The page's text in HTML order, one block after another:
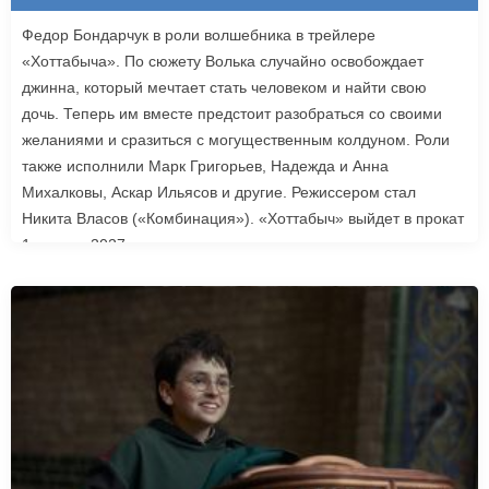
Федор Бондарчук в роли волшебника в трейлере
«Хоттабыча». По сюжету Волька случайно освобождает
джинна, который мечтает стать человеком и найти свою
дочь. Теперь им вместе предстоит разобраться со своими
желаниями и сразиться с могущественным колдуном. Роли
также исполнили Марк Григорьев, Надежда и Анна
Михалковы, Аскар Ильясов и другие. Режиссером стал
Никита Власов («Комбинация»). «Хоттабыч» выйдет в прокат
1 января 2027 года.